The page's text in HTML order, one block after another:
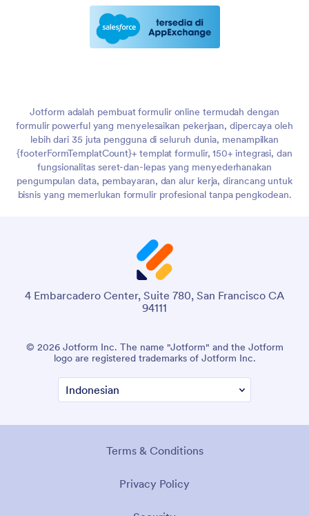
Jotform adalah pembuat formulir online termudah dengan
formulir powerful yang menyelesaikan pekerjaan, dipercaya oleh
lebih dari 35 juta pengguna di seluruh dunia, menampilkan
{footerFormTemplatCount}+ templat formulir, 150+ integrasi, dan
fungsionalitas seret-dan-lepas yang menyederhanakan
pengumpulan data, pembayaran, dan alur kerja, dirancang untuk
bisnis yang memerlukan formulir profesional tanpa pengkodean.
4 Embarcadero Center, Suite 780, San Francisco CA
94111
© 2026 Jotform Inc. The name "Jotform" and the Jotform
logo are registered trademarks of Jotform Inc.
Terms & Conditions
Privacy Policy